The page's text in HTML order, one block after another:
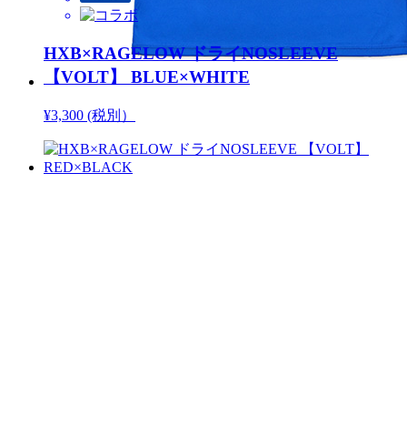
HXB×RAGELOW ドライNOSLEEVE
【VOLT】 BLUE×WHITE
¥3,300 (税別）